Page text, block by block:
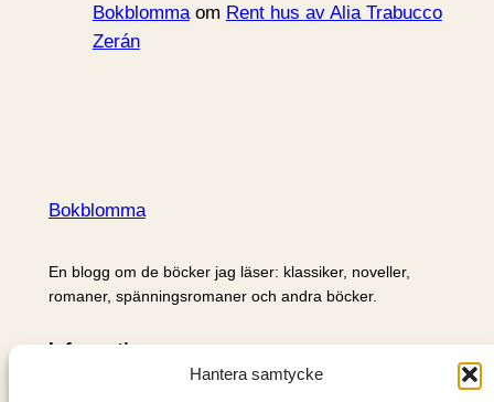
Hantera samtycke
Bokblommaom Rent hus av Alia Trabucco
Zerán
Bokblomma
En blogg om de böcker jag läser: klassiker, noveller,
romaner, spänningsromaner och andra böcker.
Information